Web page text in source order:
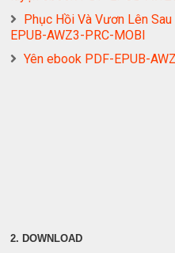
Phục Hồi Và Vươn Lên
EPUB-AWZ3-PRC-MOBI
Yên ebook PDF-EPUB-
2. DOWNLOAD